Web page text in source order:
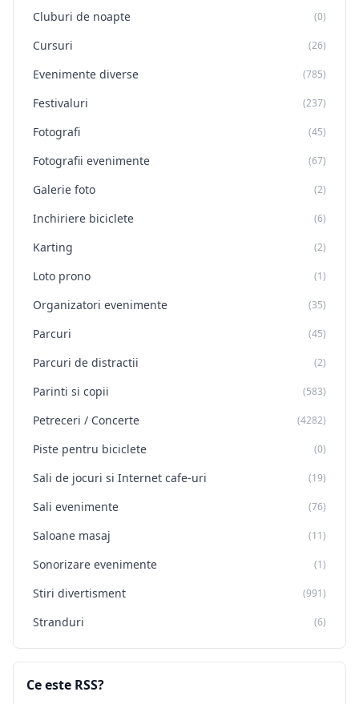
Cluburi de noapte (0)
Cursuri (26)
Evenimente diverse (785)
Festivaluri (237)
Fotografi (45)
Fotografii evenimente (67)
Galerie foto (2)
Inchiriere biciclete (6)
Karting (2)
Loto prono (1)
Organizatori evenimente (35)
Parcuri (45)
Parcuri de distractii (2)
Parinti si copii (583)
Petreceri / Concerte (4282)
Piste pentru biciclete (0)
Sali de jocuri si Internet cafe-uri (19)
Sali evenimente (76)
Saloane masaj (11)
Sonorizare evenimente (1)
Stiri divertisment (991)
Stranduri (6)
Ce este RSS?